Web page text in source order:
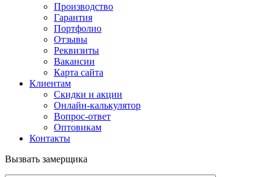
Производство
Гарантия
Портфолио
Отзывы
Реквизиты
Вакансии
Карта сайта
Клиентам
Скидки и акции
Онлайн-калькулятор
Вопрос-ответ
Оптовикам
Контакты
Вызвать замерщика